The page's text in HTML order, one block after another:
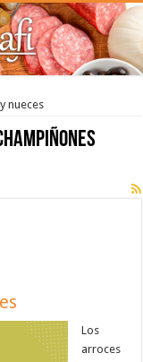
nueces
Los
arroces